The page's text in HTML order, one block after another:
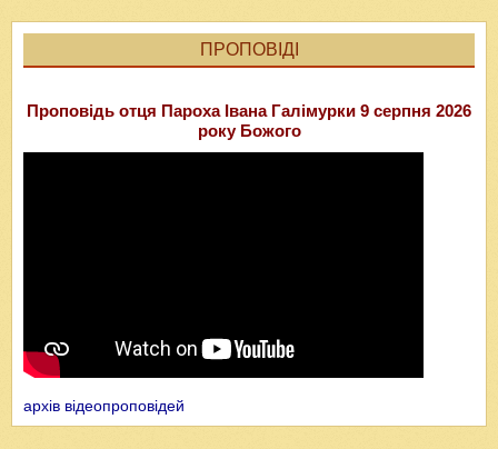
ПРОПОВІДІ
Проповідь отця Пароха Івана Галімурки 9 серпня 2026
року Божого
архів відеопроповідей